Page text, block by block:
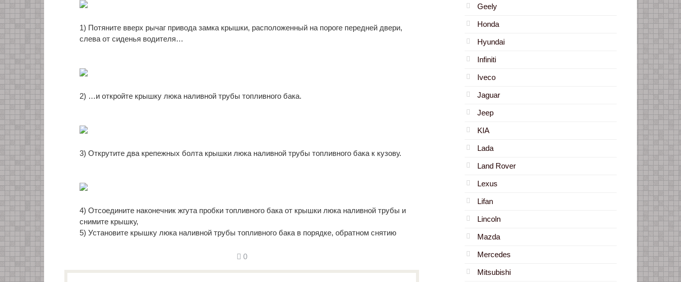
1) Потяните вверх рычаг привода замка крышки, расположенный на пороге передней двери,
слева от сиденья водителя…
2) …и откройте крышку люка наливной трубы топливного бака.
3) Открутите два крепежных болта крышки люка наливной трубы топливного бака к кузову.
4) Отсоедините наконечник жгута пробки топливного бака от крышки люка наливной трубы и
снимите крышку,
5) Установите крышку люка наливной трубы топливного бака в порядке, обратном снятию
0
Geely
Honda
Hyundai
Infiniti
Iveco
Jaguar
Jeep
KIA
Lada
Land Rover
Lexus
Lifan
Lincoln
Mazda
Mercedes
Mitsubishi